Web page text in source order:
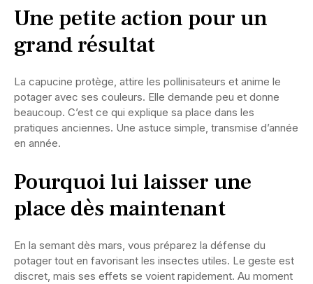
Une petite action pour un
grand résultat
La capucine protège, attire les pollinisateurs et anime le
potager avec ses couleurs. Elle demande peu et donne
beaucoup. C’est ce qui explique sa place dans les
pratiques anciennes. Une astuce simple, transmise d’année
en année.
Pourquoi lui laisser une
place dès maintenant
En la semant dès mars, vous préparez la défense du
potager tout en favorisant les insectes utiles. Le geste est
discret, mais ses effets se voient rapidement. Au moment